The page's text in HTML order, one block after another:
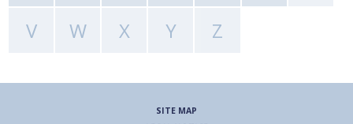
V
W X Y Z
SITE MAP